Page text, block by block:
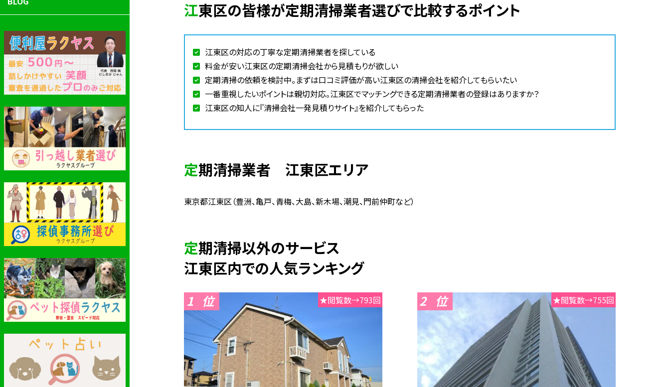
江東区の皆様が定期清掃業者選びで比較するポイント
江東区の対応の丁寧な定期清掃業者を探している
料金が安い江東区の定期清掃会社から見積もりが欲しい
定期清掃の依頼を検討中。まずは口コミ評価が高い江東区の清掃会社を紹介してもらいたい
一番重視したいポイントは親切対応。江東区でマッチングできる定期清掃業者の登録はありますか？
江東区の知人に『清掃会社一発見積りサイト』を紹介してもらった
定期清掃業者 江東区エリア
東京都江東区（豊洲、亀戸、青梅、大島、新木場、潮見、門前仲町など）
定期清掃以外のサービス
江東区内での人気ランキング
1 ★閲覧数→793回 2 ★閲覧数→755回